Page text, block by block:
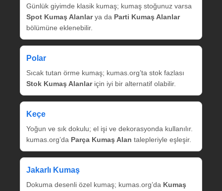
Günlük giyimde klasik kumaş; kumaş stoğunuz varsa
Spot Kumaş Alanlarya da Parti Kumaş Alanlar
bölümüne eklenebilir.
Polar
Sıcak tutan örme kumaş; kumas.org’ta stok fazlası
Stok Kumaş Alanlariçin iyi bir alternatif olabilir.
Keçe
Yoğun ve sık dokulu; el işi ve dekorasyonda kullanılır.
kumas.org’da Parça Kumaş Alan talepleriyle eşleşir.
Jakarlı Kumaş
Dokuma desenli özel kumaş; kumas.org’da Kumaş